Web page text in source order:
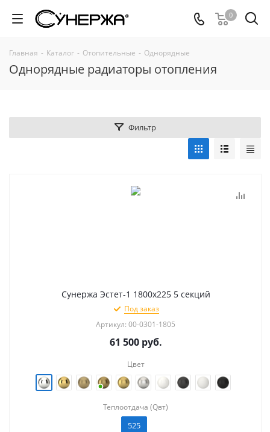
0
Главная - Каталог - Отопительные - Однорядные
Однорядные радиаторы отопления
Фильтр
Сунержа Эстет-1 1800х225 5 секций
Под заказ
Артикул: 00-0301-1805
61 500руб.
Цвет
Теплоотдача (Qвт)
525